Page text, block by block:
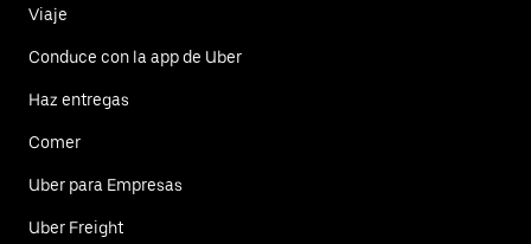
Viaje
Conduce con la app de Uber
Haz entregas
Comer
Uber para Empresas
Uber Freight